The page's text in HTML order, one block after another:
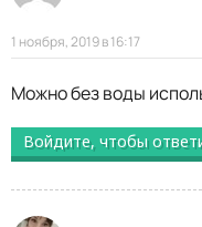
1 ноября, 2019 в 16:17
Можно без воды
Войдите, чтобы